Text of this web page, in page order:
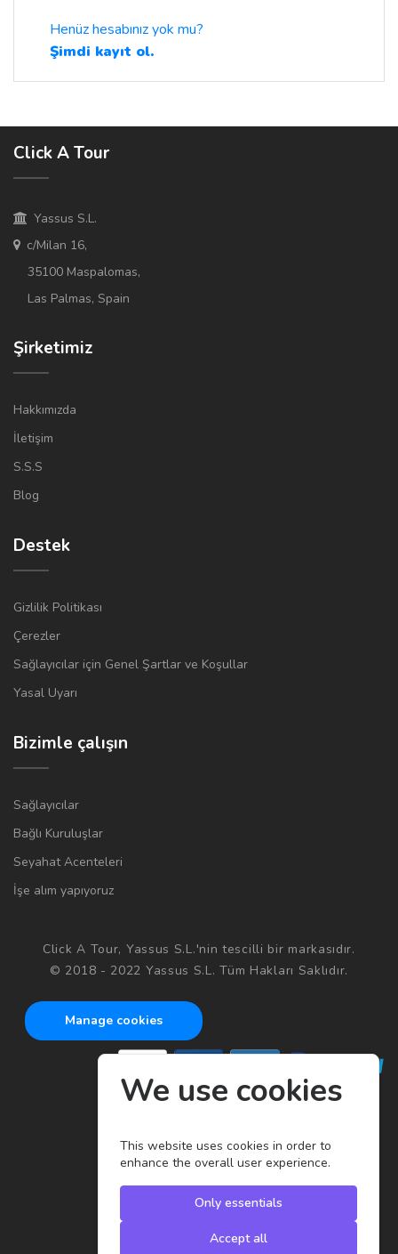
Henüz hesabınız yok mu?
Şimdi kayıt ol.
Click A Tour
Yassus S.L.
c/Milan 16,
35100 Maspalomas,
Las Palmas, Spain
Şirketimiz
Hakkımızda
İletişim
S.S.S
Blog
Destek
Gizlilik Politikası
Çerezler
Sağlayıcılar için Genel Şartlar ve Koşullar
Yasal Uyarı
Bizimle çalışın
Sağlayıcılar
Bağlı Kuruluşlar
Seyahat Acenteleri
İşe alım yapıyoruz
Click A Tour, Yassus S.L.'nin tescilli bir markasıdır.
© 2018 - 2022 Yassus S.L. Tüm Hakları Saklıdır.
Manage cookies
We use cookies
This website uses cookies in order to
enhance the overall user experience.
Only essentials
Accept all